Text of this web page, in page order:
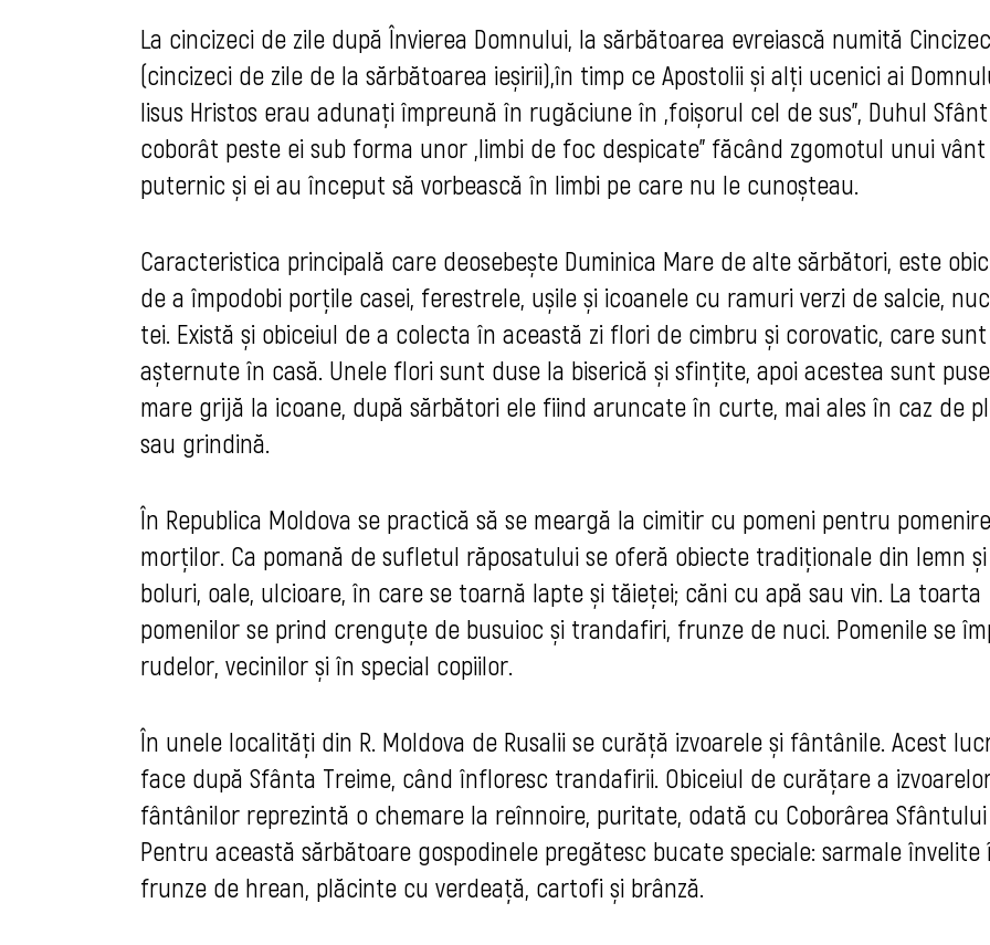
La cincizeci de zile după Învierea Domnului, la sărbătoarea evreiască numită
(cincizeci de zile de la sărbătoarea ieșirii),în timp ce Apostolii și alți ucenici ai
Iisus Hristos erau adunați împreună în rugăciune în „foișorul cel de sus”, Duhul
coborât peste ei sub forma unor „limbi de foc despicate” făcând zgomotul unui vânt
puternic și ei au început să vorbească în limbi pe care nu le cunoșteau.
Caracteristica principală care deosebește Duminica Mare de alte sărbători, este
de a împodobi porțile casei, ferestrele, ușile și icoanele cu ramuri verzi de salcie,
tei. Există și obiceiul de a colecta în această zi flori de cimbru și corovatic, care sunt
așternute în casă. Unele flori sunt duse la biserică și sfințite, apoi acestea sunt
mare grijă la icoane, după sărbători ele fiind aruncate în curte, mai ales în caz de
sau grindină.
În Republica Moldova se practică să se meargă la cimitir cu pomeni pentru
morților. Ca pomană de sufletul răposatului se oferă obiecte tradiționale din lemn
boluri, oale, ulcioare, în care se toarnă lapte și tăieței; căni cu apă sau vin. La toarta
pomenilor se prind crenguțe de busuioc și trandafiri, frunze de nuci. Pomenile se
rudelor, vecinilor și în special copiilor.
În unele localități din R. Moldova de Rusalii se curăță izvoarele și fântânile. Acest
face după Sfânta Treime, când înfloresc trandafirii. Obiceiul de curățare a
fântânilor reprezintă o chemare la reînnoire, puritate, odată cu Coborârea Sfântului
Pentru această sărbătoare gospodinele pregătesc bucate speciale: sarmale învelite
frunze de hrean, plăcinte cu verdeață, cartofi și brânză.